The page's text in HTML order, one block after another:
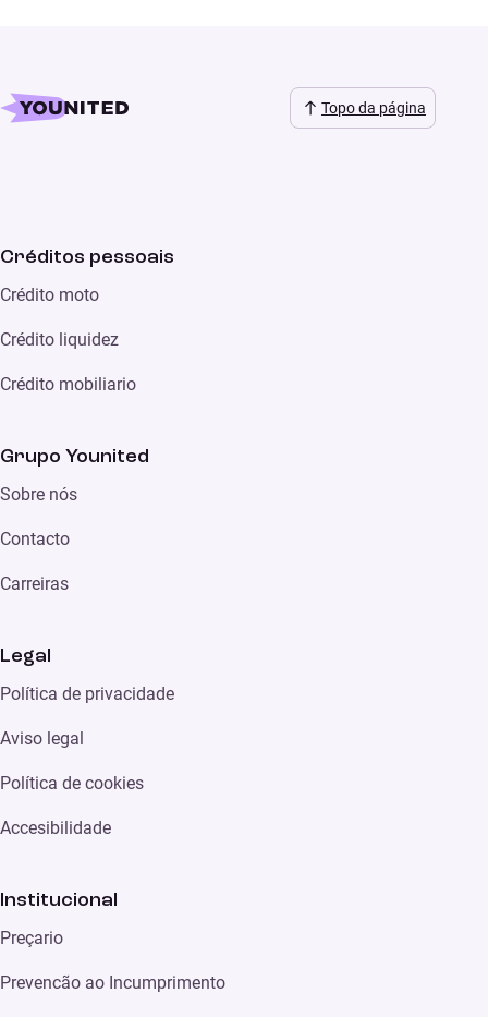
Topo da página
Créditos pessoais
Crédito moto
Crédito liquidez
Crédito mobiliario
Grupo Younited
Sobre nós
Contacto
Carreiras
Legal
Política de privacidade
Aviso legal
Política de cookies
Accesibilidade
Institucional
Preçario
Prevencão ao Incumprimento